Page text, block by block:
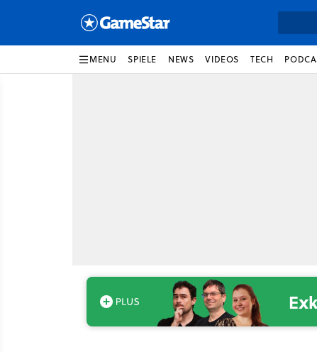
MENU SPIELE NEWS VIDEOS TECH